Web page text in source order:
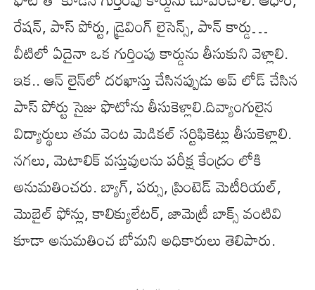
రేషన్, పాస్ పోర్టు, డ్రైవింగ్ లైసెన్స్, పాన్ కార్డు…
వీటిలో ఏదైనా ఒక గుర్తింపు కార్డును తీసుకుని వెళ్లాలి.
ఇక‌.. ఆన్ లైన్‌లో దరఖాస్తు చేసినప్పుడు అప్ లోడ్ చేసిన
పాస్ పోర్టు సైజు ఫొటోను తీసుకెళ్లాలి.దివ్యాంగులైన
విద్యార్థులు తమ వెంట మెడికల్ సర్టిఫికెట్లు తీసుకెళ్లాలి.
నగలు, మెటాలిక్ వస్తువులను పరీక్ష కేంద్రం లోకి
అనుమతించరు. బ్యాగ్, పర్సు, ప్రింటెడ్ మెటీరియల్,
మొబైల్ ఫోన్లు, కాలిక్యులేటర్, జామెట్రీ బాక్స్ వంటివి
కూడా అనుమ‌తించ‌ బోమ‌ని అధికారులు తెలిపారు.